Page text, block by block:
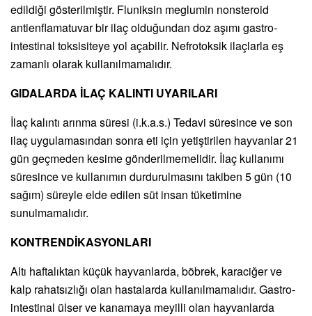
edildiği gösterilmiştir. Fluniksin meglumin nonsteroid
antienflamatuvar bir ilaç olduğundan doz aşımı gastro-
intestinal toksisiteye yol açabilir. Nefrotoksik ilaçlarla eş
zamanlı olarak kullanılmamalıdır.
GIDALARDA İLAÇ KALINTI UYARILARI
İlaç kalıntı arınma süresi (i.k.a.s.) Tedavi süresince ve son
ilaç uygulamasından sonra eti için yetiştirilen hayvanlar 21
gün geçmeden kesime gönderilmemelidir. İlaç kullanımı
süresince ve kullanımın durdurulmasını takiben 5 gün (10
sağım) süreyle elde edilen süt insan tüketimine
sunulmamalıdır.
KONTRENDİKASYONLARI
Altı haftalıktan küçük hayvanlarda, böbrek, karaciğer ve
kalp rahatsızlığı olan hastalarda kullanılmamalıdır. Gastro-
intestinal ülser ve kanamaya meyilli olan hayvanlarda